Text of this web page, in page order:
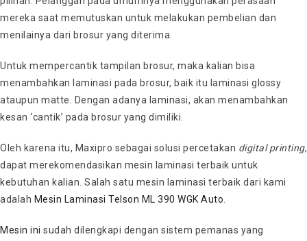
mereka saat memutuskan untuk melakukan pembelian dan
menilainya dari brosur yang diterima.
Untuk mempercantik tampilan brosur, maka kalian bisa
menambahkan laminasi pada brosur, baik itu laminasi glossy
ataupun matte. Dengan adanya laminasi, akan menambahkan
kesan ‘cantik’ pada brosur yang dimiliki.
Oleh karena itu, Maxipro sebagai solusi percetakan digital printing,
dapat merekomendasikan mesin laminasi terbaik untuk
kebutuhan kalian. Salah satu mesin laminasi terbaik dari kami
adalah Mesin Laminasi Telson ML 390 WGK Auto.
Mesin ini sudah dilengkapi dengan sistem pemanas yang